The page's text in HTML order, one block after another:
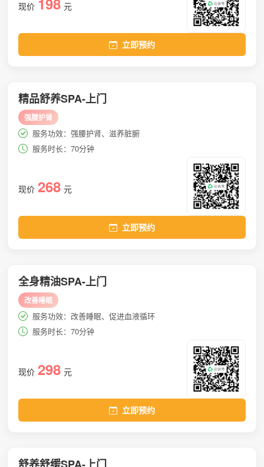
现价 元
立即预约
精品舒养SPA-上门
强腰护肾
服务功效：强腰护肾、滋养脏腑
服务时长：70分钟
现价 268 元
立即预约
全身精油SPA-上门
改善睡眠
服务功效：改善睡眠、促进血液循环
服务时长：70分钟
现价 298 元
立即预约